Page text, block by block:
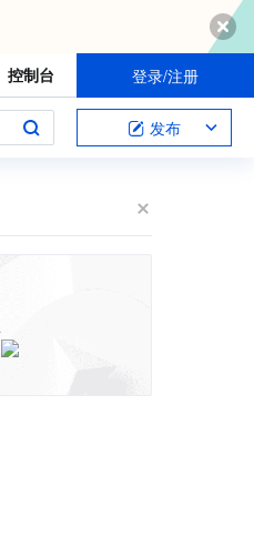
控制台 登录/注册
发布